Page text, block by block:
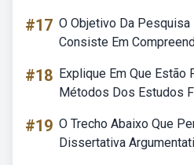
#17 O Objetivo Da
Consiste Em
#18 Explique Em Que Estão
Métodos Dos Estudos
#19 O Trecho Abaixo Que
Dissertativa